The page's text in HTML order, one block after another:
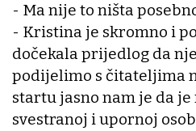
- Ma nije to ništa
- Kristina je skromno i
dočekala prijedlog da
podijelimo s čitateljima
startu jasno nam je da
svestranoj i upornoj